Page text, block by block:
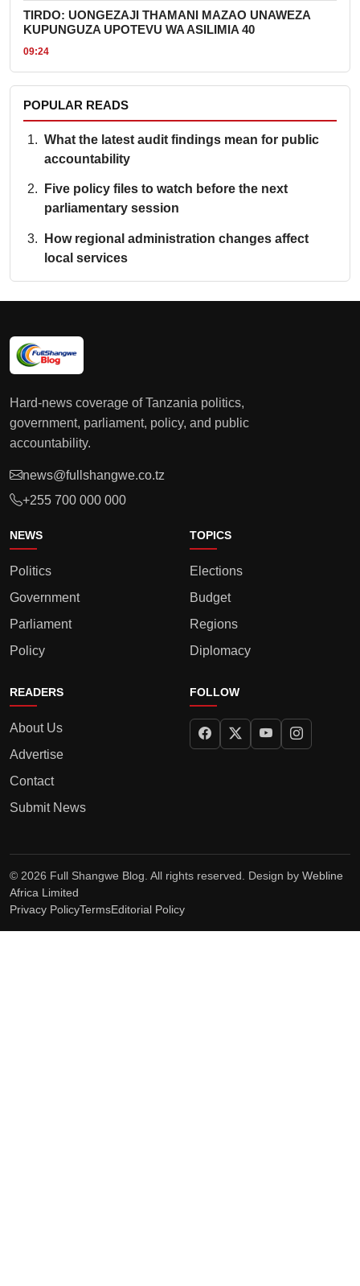
TIRDO: UONGEZAJI THAMANI MAZAO UNAWEZA
KUPUNGUZA UPOTEVU WA ASILIMIA 40
09:24
POPULAR READS
What the latest audit findings mean for public
accountability
Five policy files to watch before the next
parliamentary session
How regional administration changes affect
local services
Hard-news coverage of Tanzania politics,
government, parliament, policy, and public
accountability.
news@fullshangwe.co.tz
+255 700 000 000
NEWS
Politics
Government
Parliament
Policy
TOPICS
Elections
Budget
Regions
Diplomacy
READERS
About Us
Advertise
Contact
Submit News
FOLLOW
© 2026 Full Shangwe Blog. All rights reserved. Design by Webline
Africa Limited
Privacy PolicyTermsEditorial Policy